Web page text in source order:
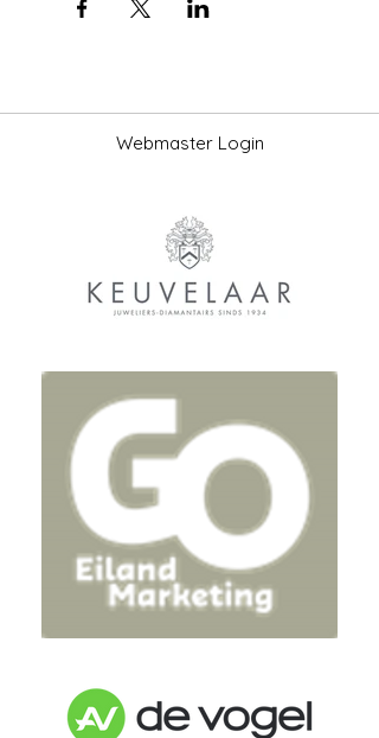
Webmaster Login